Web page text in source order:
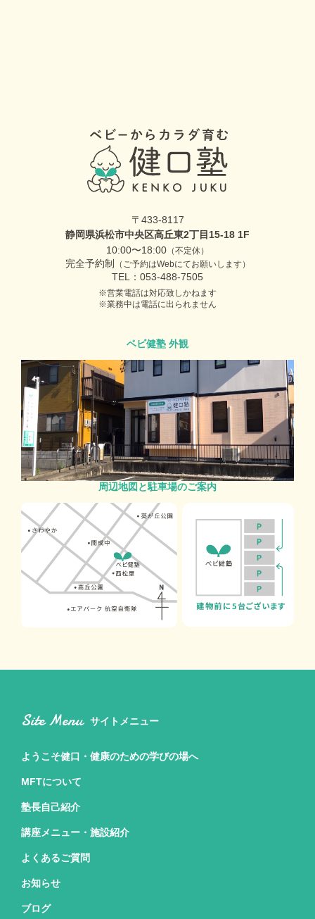
〒433-8117
静岡県浜松市中央区高丘東2丁目15-18 1F
10:00〜18:00 （不定休）
完全予約制 （ご予約はWebにてお願いします）
TEL：053-488-7505
営業電話は対応致しかねます
業務中は電話に出られません
ベビ健塾 外観
周辺地図と駐車場のご案内
Site Menu サイトメニュー
ようこそ健口・健康のための学びの場へ
MFTについて
塾長自己紹介
講座メニュー・施設紹介
よくあるご質問
お知らせ
ブログ